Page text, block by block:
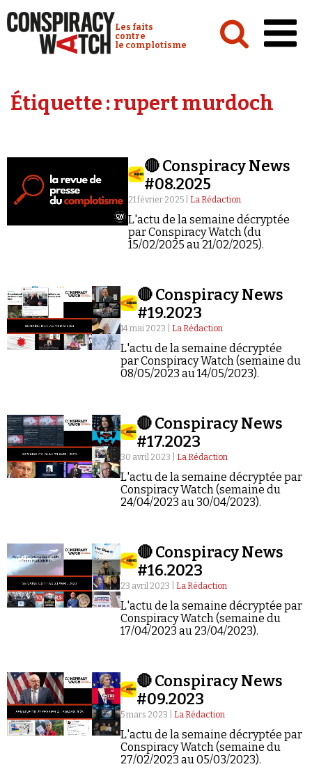
Conspiracy Watch :
Les faits
contre
le complotisme
Analyses
Vidéos
Émissions
Revues de presse
Newsletter
Se connecter
Étiquette :rupert murdoch
🔴 Conspiracy News
#08.2025
21 février 2025 | La Rédaction
L'actu de la semaine décryptée
par Conspiracy Watch (du
15/02/2025 au 21/02/2025).
🔴 Conspiracy News
#19.2023
14 mai 2023 | La Rédaction
L'actu de la semaine décryptée
par Conspiracy Watch (semaine du
08/05/2023 au 14/05/2023).
🔴 Conspiracy News
#17.2023
30 avril 2023 | La Rédaction
L'actu de la semaine décryptée par
Conspiracy Watch (semaine du
24/04/2023 au 30/04/2023).
🔴 Conspiracy News
#16.2023
23 avril 2023 | La Rédaction
L'actu de la semaine décryptée par
Conspiracy Watch (semaine du
17/04/2023 au 23/04/2023).
🔴 Conspiracy News
#09.2023
5 mars 2023 | La Rédaction
L'actu de la semaine décryptée par
Conspiracy Watch (semaine du
27/02/2023 au 05/03/2023).